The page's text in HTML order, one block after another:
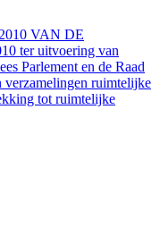
VAN DE
ter uitvoering van
Parlement en de Raad
verzamelingen ruimtelijke
tot ruimtelijke